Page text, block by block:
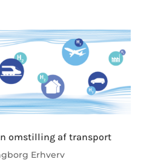
omstilling af transport
Erhverv